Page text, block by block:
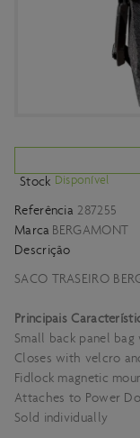
Stock Disponível
Referência 287255
Marca BERGAMONT
Descrição
SACO TRASEIRO
Principais
Small back panel
Closes with velcro
Fidlock magnetic
Attaches to Power
Sold individually